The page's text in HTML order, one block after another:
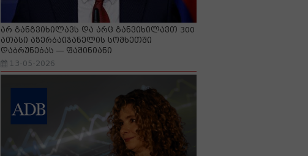
არ განგვიხილავს და არც განვიხილავთ 300
ათასი აზერბაიჯანელის სომხეთში
დაბრუნებას — ფაშინიანი
13-05-2026